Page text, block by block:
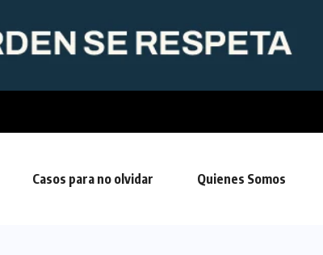
Casos para no olvidar Quienes Somos